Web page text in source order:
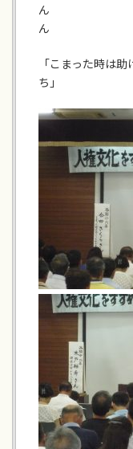
ん 西脇中
ん
「こまった時は
ち」 「環